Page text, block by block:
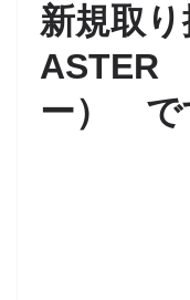
新規取
ASTER
ー） で